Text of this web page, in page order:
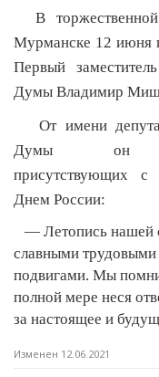
В
Мурманске 12 июня
Первый
Думы Владимир
От имени
Думы он
присутствующих с
Днем России:
— Летопись нашей
славными
подвигами. Мы
полной мере неся
за настоящее и
Изменен 12.06.2021